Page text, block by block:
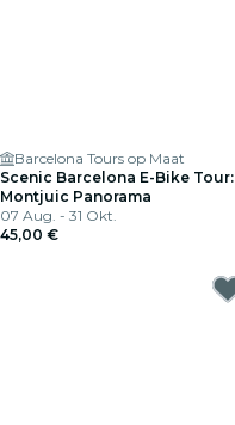
Barcelona Tours op Maat
Scenic Barcelona E-Bike Tour:
Montjuic Panorama
07 Aug. - 31 Okt.
45,00 €